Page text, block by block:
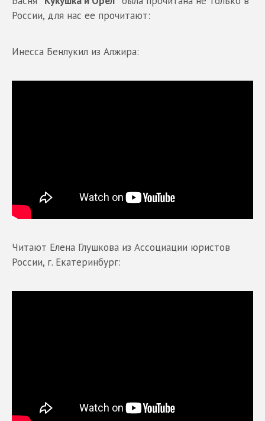
России, для нас ее прочитают:
Инесса Бенлукил из Алжира:
Читают Елена Глушкова из Ассоциации юристов
России, г. Екатеринбург: